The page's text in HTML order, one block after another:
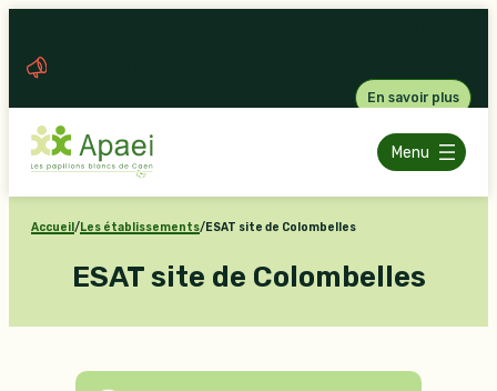
contenu
En savoir plus
Menu
Accueil / Les établissements/ ESAT site de Colombelles
ESAT site de Colombelles